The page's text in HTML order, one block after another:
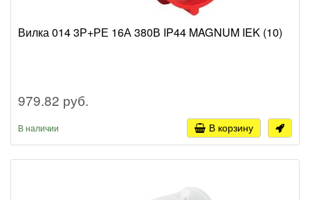
Вилка 014 3Р+РЕ 16А 380В IP44 MAGNUM IEK (10)
979.82 руб.
В наличии В корзину